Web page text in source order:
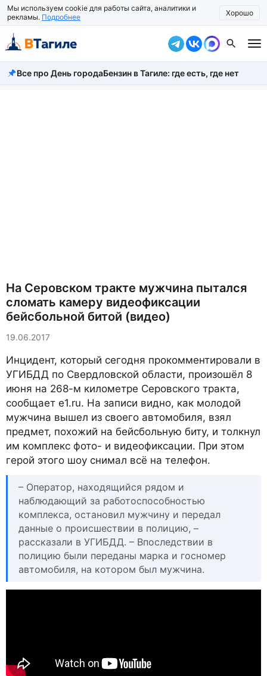
Мы используем cookie для работы сайта, аналитики и
рекламы. Подробнее Хорошо
Все новости
Все про День городаБензин в Тагиле: где есть, где нет
На Серовском тракте мужчина пытался
сломать камеру видеофиксации
бейсбольной битой (видео)
19.06.2017
Инцидент, который сегодня прокомментировали в
УГИБДД по Свердловской области, произошёл 8
июня на 268-м километре Серовского тракта,
сообщает e1.ru. На записи видно, как молодой
мужчина вышел из своего автомобиля, взял
предмет, похожий на бейсбольную биту, и толкнул
им комплекс фото- и видеофиксации. При этом
герой этого шоу снимал всё на телефон.
– Оператор, находящийся рядом и
наблюдающий за работоспособностью
комплекса, остановил мужчину и передал
данные о происшествии в полицию, –
рассказали в УГИБДД. – Впоследствии в
полицию были переданы марка и госномер
автомобиля, на котором был мужчина.